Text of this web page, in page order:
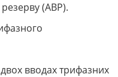
(АВР).
вводах трифазних